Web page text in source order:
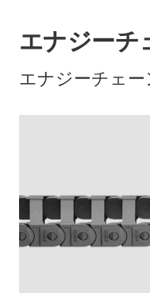
エナジーチ
エナジーチェー